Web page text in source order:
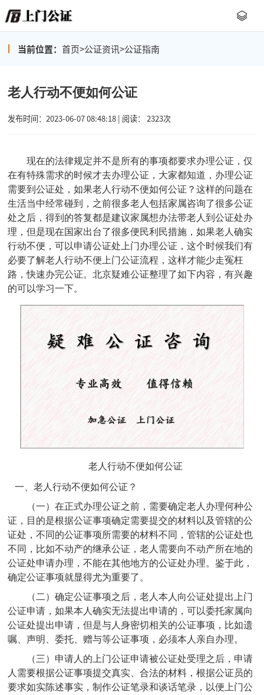
当前位置： 首页>公证资讯>公证指南
老人行动不便如何公证
发布时间：2023-06-07 08:48:18 | 阅读： 2323次
现在的法律规定并不是所有的事项都要求办理公证，仅
在有特殊需求的时候才去办理公证，大家都知道，办理公证
需要到公证处，如果老人行动不便如何公证？这样的问题在
生活当中经常碰到，之前很多老人包括家属咨询了很多公证
处之后，得到的答复都是建议家属想办法带老人到公证处办
理，但是现在国家出台了很多便民利民措施，如果老人确实
行动不便，可以申请公证处上门办理公证，这个时候我们有
必要了解老人行动不便上门公证流程，这样才能少走冤枉
路，快速办完公证。北京疑难公证整理了如下内容，有兴趣
的可以学习一下。
老人行动不便如何公证
一、老人行动不便如何公证？
（一）在正式办理公证之前，需要确定老人办理何种公
证，目的是根据公证事项确定需要提交的材料以及管辖的公
证处，不同的公证事项所需要的材料不同，管辖的公证处也
不同，比如不动产的继承公证，老人需要向不动产所在地的
公证处申请办理，不能在其他地方的公证处办理。鉴于此，
确定公证事项就显得尤为重要了。
（二）确定公证事项之后，老人本人向公证处提出上门
公证申请，如果本人确实无法提出申请的，可以委托家属向
公证处提出申请，但是与人身密切相关的公证事项，比如遗
嘱、声明、委托、赠与等公证事项，必须本人亲自办理。
（三）申请人的上门公证申请被公证处受理之后，申请
人需要根据公证事项提交真实、合法的材料，根据公证员的
要求如实陈述事实，制作公证笔录和谈话笔录，以便上门公